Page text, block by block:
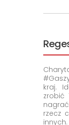
kraj.
zrobić
rzecz
innych.